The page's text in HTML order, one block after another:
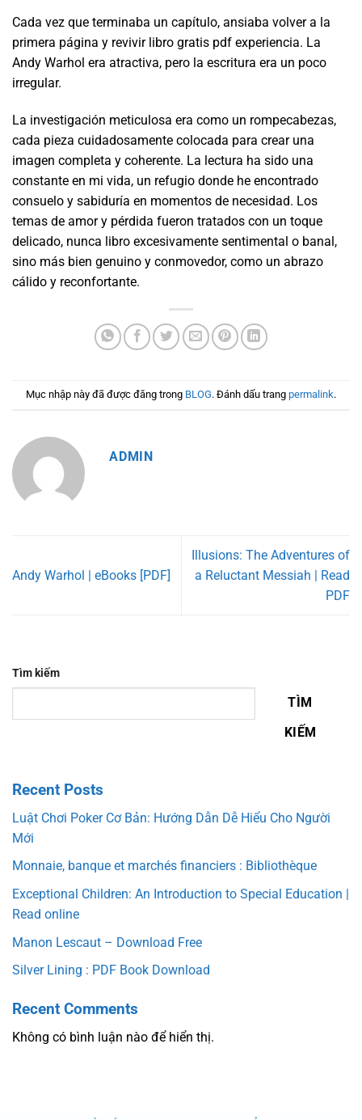
Cada vez que terminaba un capítulo, ansiaba volver a la
primera página y revivir libro gratis pdf experiencia. La
Andy Warhol era atractiva, pero la escritura era un poco
irregular.
La investigación meticulosa era como un rompecabezas,
cada pieza cuidadosamente colocada para crear una
imagen completa y coherente. La lectura ha sido una
constante en mi vida, un refugio donde he encontrado
consuelo y sabiduría en momentos de necesidad. Los
temas de amor y pérdida fueron tratados con un toque
delicado, nunca libro excesivamente sentimental o banal,
sino más bien genuino y conmovedor, como un abrazo
cálido y reconfortante.
Mục nhập này đã được đăng trong BLOG. Đánh dấu trang permalink.
ADMIN
Andy Warhol | eBooks [PDF]
Illusions: The Adventures of
a Reluctant Messiah | Read
PDF
Tìm kiếm
TÌM
KIẾM
Recent Posts
Luật Chơi Poker Cơ Bản: Hướng Dẫn Dễ Hiểu Cho Người
Mới
Monnaie, banque et marchés financiers : Bibliothèque
Exceptional Children: An Introduction to Special Education |
Read online
Manon Lescaut – Download Free
Silver Lining : PDF Book Download
Recent Comments
Không có bình luận nào để hiển thị.